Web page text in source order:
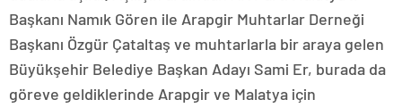
Başkanı Namık Gören ile Arapgir Muhtarlar Derneği
Başkanı Özgür Çataltaş ve muhtarlarla bir araya gelen
Büyükşehir Belediye Başkan Adayı Sami Er, burada da
göreve geldiklerinde Arapgir ve Malatya için